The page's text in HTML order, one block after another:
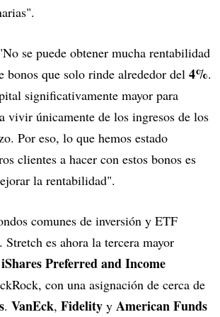
se puede obtener mucha rentabilidad
bonos que solo rinde alrededor del 4%.
significativamente mayor para
vivir únicamente de los ingresos de los
Por eso, lo que hemos estado
clientes a hacer con estos bonos es
la rentabilidad".
comunes de inversión y ETF
es ahora la tercera mayor
iShares Preferred and Income
con una asignación de cerca de
. VanEck, Fidelity y American Funds